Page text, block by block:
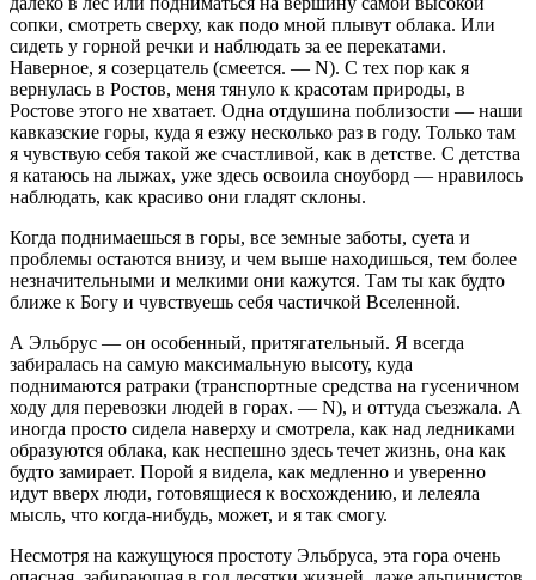
сопки, смотреть сверху, как подо мной плывут облака. Или
сидеть у горной речки и наблюдать за ее перекатами.
Наверное, я созерцатель (смеется. — N). С тех пор как я
вернулась в Ростов, меня тянуло к красотам природы, в
Ростове этого не хватает. Одна отдушина поблизости — наши
кавказские горы, куда я езжу несколько раз в году. Только там
я чувствую себя такой же счастливой, как в детстве. С детства
я катаюсь на лыжах, уже здесь освоила сноуборд — нравилось
наблюдать, как красиво они гладят склоны.
Когда поднимаешься в горы, все земные заботы, суета и
проблемы остаются внизу, и чем выше находишься, тем более
незначительными и мелкими они кажутся. Там ты как будто
ближе к Богу и чувствуешь себя частичкой Вселенной.
А Эльбрус — он особенный, притягательный. Я всегда
забиралась на самую максимальную высоту, куда
поднимаются ратраки (транспортные средства на гусеничном
ходу для перевозки людей в горах. — N), и оттуда съезжала. А
иногда просто сидела наверху и смотрела, как над ледниками
образуются облака, как неспешно здесь течет жизнь, она как
будто замирает. Порой я видела, как медленно и уверенно
идут вверх люди, готовящиеся к восхождению, и лелеяла
мысль, что когда-нибудь, может, и я так смогу.
Несмотря на кажущуюся простоту Эльбруса, эта гора очень